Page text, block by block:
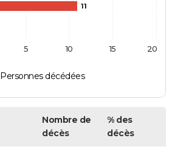
11
Personnes décédées
5 10 15 20
Nombre de
décès
% des
décès